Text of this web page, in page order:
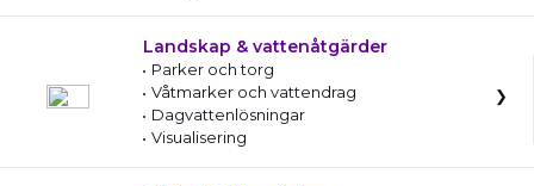
Landskap & vattenåtgärder
Parker och torg
Våtmarker och vattendrag
Dagvattenlösningar
Visualisering